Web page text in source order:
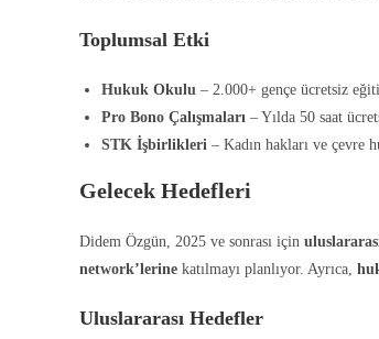
Toplumsal Etki
Hukuk Okulu – 2.000+ gençe ücretsiz
Pro Bono Çalışmaları – Yılda 50 saat
STK İşbirlikleri – Kadın hakları ve çevre
Gelecek Hedefleri
Didem Özgün, 2025 ve sonrası için
network’lerine katılmayı planlıyor. Ayrıca,
Uluslararası Hedefler